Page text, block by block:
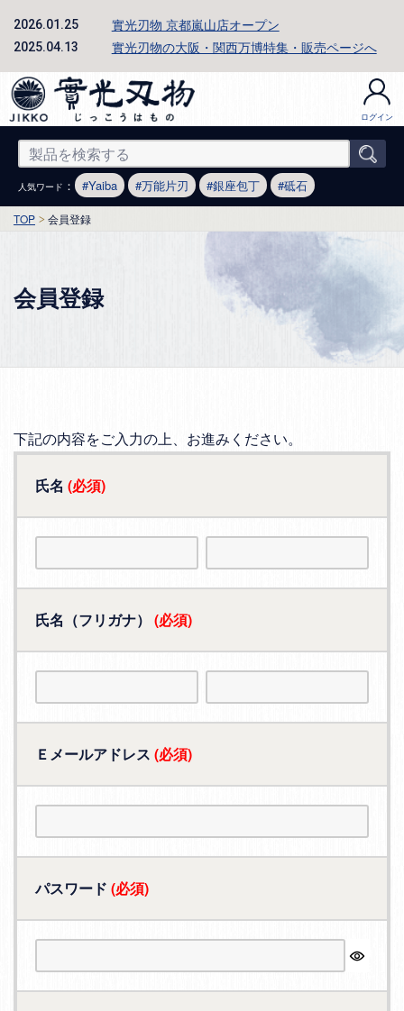
2026.01.25 實光刃物 京都嵐山店オープン
2025.04.13 實光刃物の大阪・関西万博特集・販売ページへ
ログイン
人気ワード ： Yaiba 万能片刃 銀座包丁 砥石
TOP 会員登録
会員登録
下記の内容をご入力の上、お進みください。
氏名 (必須)
氏名（フリガナ） (必須)
Ｅメールアドレス (必須)
パスワード (必須)